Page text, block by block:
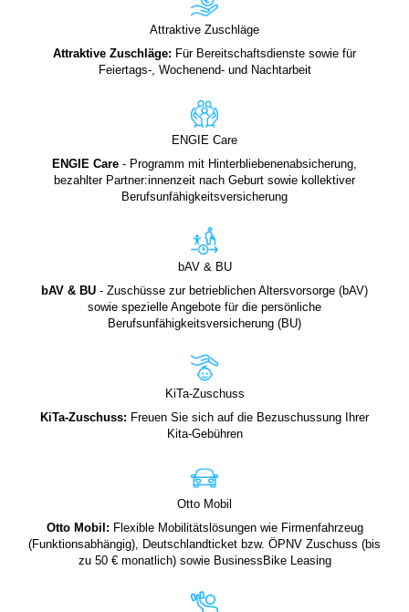
Attraktive Zuschläge
Attraktive Zuschläge: Für Bereitschaftsdienste sowie für
Feiertags-, Wochenend- und Nachtarbeit
ENGIE Care
ENGIE Care - Programm mit Hinterbliebenenabsicherung,
bezahlter Partner:innenzeit nach Geburt sowie kollektiver
Berufsunfähigkeitsversicherung
bAV & BU
bAV & BU - Zuschüsse zur betrieblichen Altersvorsorge (bAV)
sowie spezielle Angebote für die persönliche
Berufsunfähigkeitsversicherung (BU)
KiTa-Zuschuss
KiTa-Zuschuss: Freuen Sie sich auf die Bezuschussung Ihrer
Kita-Gebühren
Otto Mobil
Otto Mobil : Flexible Mobilitätslösungen wie Firmenfahrzeug
(Funktionsabhängig), Deutschlandticket bzw. ÖPNV Zuschuss (bis
zu 50 € monatlich) sowie BusinessBike Leasing